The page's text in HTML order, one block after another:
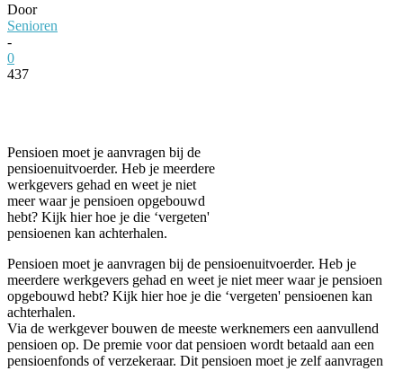
Door
Senioren
-
0
437
Pensioen moet je aanvragen bij de
pensioenuitvoerder. Heb je meerdere
werkgevers gehad en weet je niet
meer waar je pensioen opgebouwd
hebt? Kijk hier hoe je die ‘vergeten'
pensioenen kan achterhalen.
Pensioen moet je aanvragen bij de pensioenuitvoerder. Heb je
meerdere werkgevers gehad en weet je niet meer waar je pensioen
opgebouwd hebt? Kijk hier hoe je die ‘vergeten' pensioenen kan
achterhalen.
Via de werkgever bouwen de meeste werknemers een aanvullend
pensioen op. De premie voor dat pensioen wordt betaald aan een
pensioenfonds of verzekeraar. Dit pensioen moet je zelf aanvragen